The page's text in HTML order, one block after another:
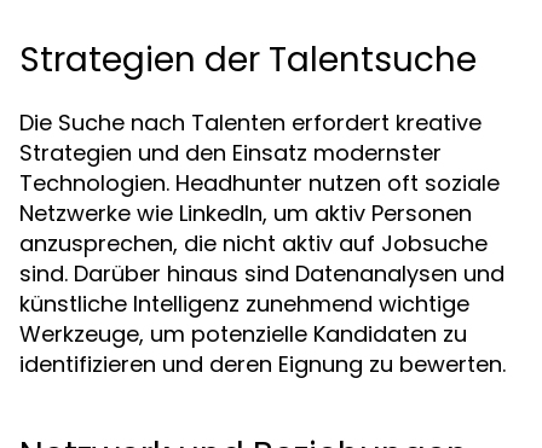
Strategien der Talentsuche
Die Suche nach Talenten erfordert kreative
Strategien und den Einsatz modernster
Technologien. Headhunter nutzen oft soziale
Netzwerke wie LinkedIn, um aktiv Personen
anzusprechen, die nicht aktiv auf Jobsuche
sind. Darüber hinaus sind Datenanalysen und
künstliche Intelligenz zunehmend wichtige
Werkzeuge, um potenzielle Kandidaten zu
identifizieren und deren Eignung zu bewerten.